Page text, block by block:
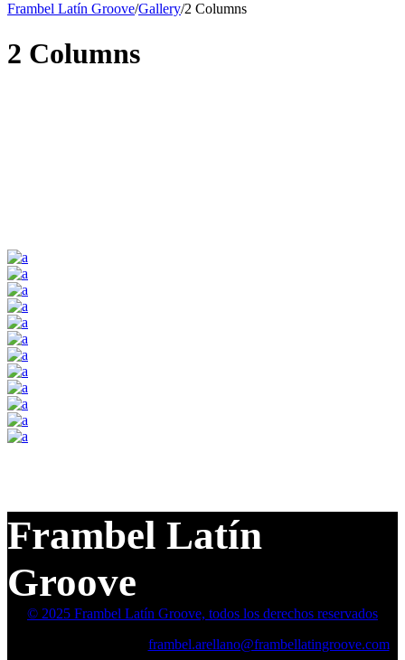
Frambel Latín Groove/Gallery/2 Columns
2 Columns
Frambel Latín
Groove
© 2025 Frambel Latín Groove, todos los derechos reservados
frambel.arellano@frambellatingroove.com